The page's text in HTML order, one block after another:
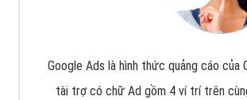
Google Ads là hình thức quảng cáo của
tài trợ có chữ Ad gồm 4 ví trí trên